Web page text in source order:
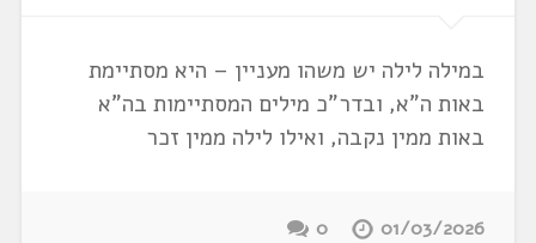
במילה לילה יש משהו מעניין – היא מסתיימת
באות ה"א, ובדר"כ מילים המסתיימות בה"א
באות ממין נקבה, ואילו לילה ממין זכר
01/03/2026
0